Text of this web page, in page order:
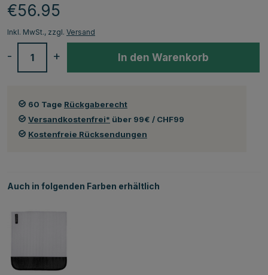
€56.95
Inkl. MwSt., zzgl. Versand
+
- In den Warenkorb
60 Tage Rückgaberecht
Versandkostenfrei* über 99€ / CHF99
Kostenfreie Rücksendungen
Auch in folgenden Farben erhältlich